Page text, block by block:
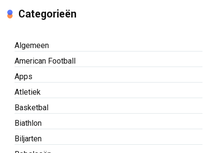
Categorieën
Algemeen
American Football
Apps
Atletiek
Basketbal
Biathlon
Biljarten